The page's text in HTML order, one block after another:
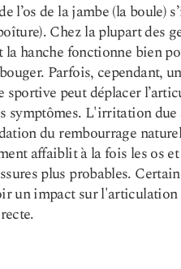
l’os de la jambe (la boule)
Chez la plupart des
hanche fonctionne bien
Parfois, cependant,
sportive peut déplacer
symptômes. L'irritation due
du rembourrage
affaiblit à la fois les os
plus probables.
un impact sur l'articulation